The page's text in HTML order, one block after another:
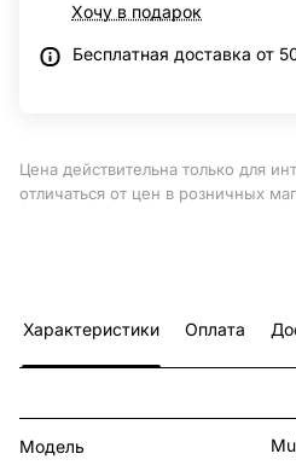
Хочу в подарок
Бесплатная доставка от
Цена действительна только для
отличаться от цен в розничных
Характеристики Оплата
Модель